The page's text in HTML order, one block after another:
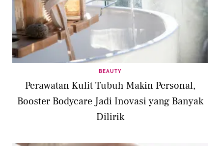
BEAUTY
Perawatan Kulit Tubuh Makin Personal,
Booster Bodycare Jadi Inovasi yang Banyak
Dilirik